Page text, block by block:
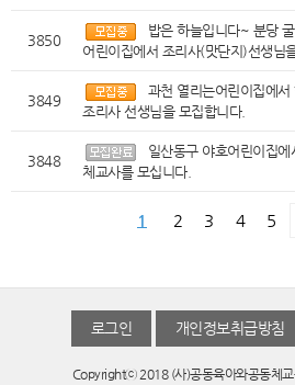
3850
밥은 하늘입니다~ 분당
어린이집에서 조리사(맛단지)선생님
3849
과천 열리는어린이집에서
조리사 선생님을 모집합니다.
3848
일산동구 야호어린이집에
체교사를 모십니다.
1 2 3 4 5
로그인 개인정보취급방침
Copyrightⓒ 2018 (사)공동육아와공동체교